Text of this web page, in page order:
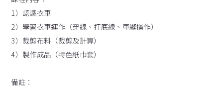
1）認識衣車
2）學習衣車運作（穿線、打底線、車縫操作）
3）裁剪布料（裁剪及計算）
4）製作成品（特色紙巾套）
備註：